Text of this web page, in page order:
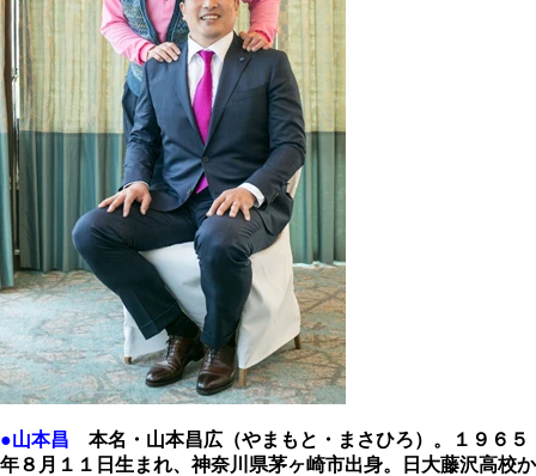
●山本昌 本名・山本昌広（やまもと・まさひろ）。１９６５
年８月１１日生まれ、神奈川県茅ヶ崎市出身。日大藤沢高校か